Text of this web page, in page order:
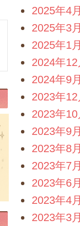
2025年4
2025年3
2025年1
2024年12
2024年9
2023年12
2023年10
2023年9
2023年8
2023年7
2023年6
2023年4
2023年3